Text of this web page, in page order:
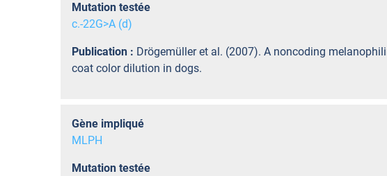
Mutation testée
c.-22G>A (d)
Publication : Drögemüller et al. (2007). A noncoding
coat color dilution in dogs.
Gène impliqué
MLPH
Mutation testée